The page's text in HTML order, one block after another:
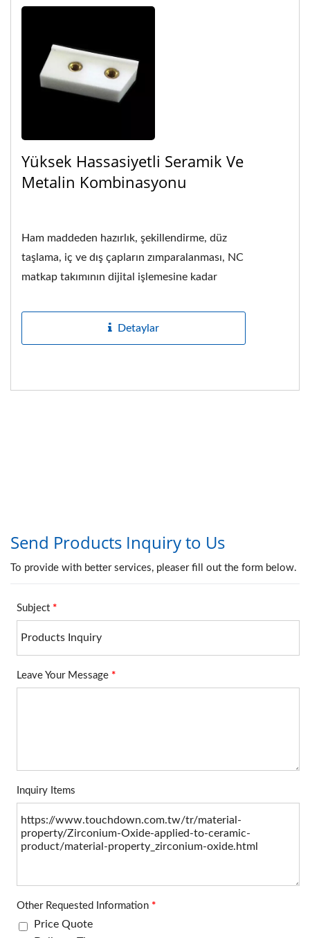
Yüksek Hassasiyetli Seramik Ve
Metalin Kombinasyonu
Ham maddeden hazırlık, şekillendirme, düz
taşlama, iç ve dış çapların zımparalanması, NC
matkap takımının dijital işlemesine kadar
Detaylar